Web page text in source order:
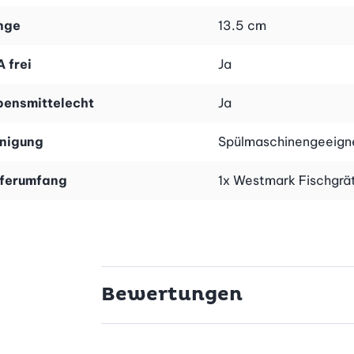
13.5 cm
frei Ja
Ja
1x Westmark
Bewertungen